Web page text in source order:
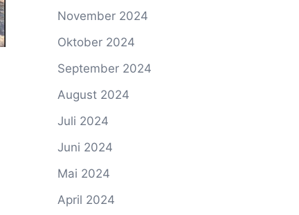
November 2024
Oktober 2024
September 2024
August 2024
Juli 2024
Juni 2024
Mai 2024
April 2024